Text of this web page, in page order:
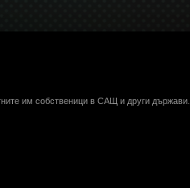
им собственици в САЩ и други държави.